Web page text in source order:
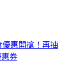
優惠開搶！再抽
惠券